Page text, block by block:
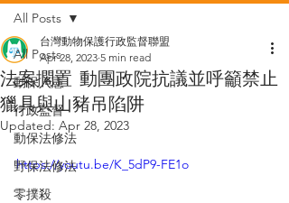
All Posts
動保入憲
行政監督
動保法修法
野保法修法
零撲殺
All Posts
法案擱置 動團政院抗議並呼籲禁止
獵具與山豬吊陷阱
台灣動物保護行政監督聯盟
Apr 28, 2023 5 min read
Updated: Apr 28, 2023
https://youtu.be/K_5dP9-FE1o